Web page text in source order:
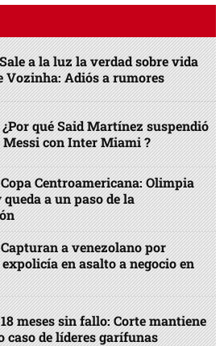
Sale a la luz la verdad sobre vida
Vozinha: Adiós a rumores
¿Por qué Said Martínez suspendió
Messi con Inter Miami ?
Copa Centroamericana: Olimpia
a un paso de la
Capturan a venezolano por
en asalto a negocio en
18 meses sin fallo: Corte mantiene
caso de líderes garífunas